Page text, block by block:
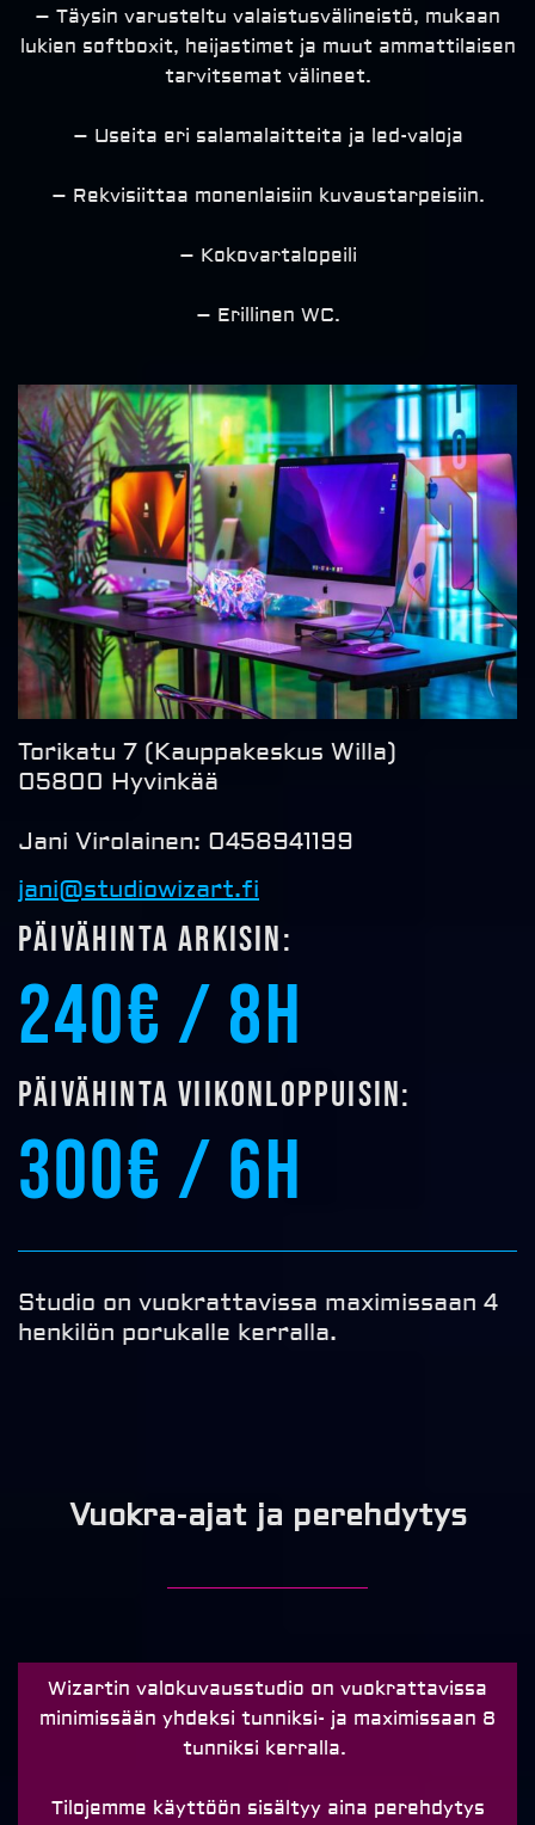
Torikatu 7 (Kauppakeskus Willa)
05800 Hyvinkää
Jani Virolainen: 0458941199
jani@studiowizart.fi
Päivähinta arkisin:
240€ / 8h
Päivähinta viikonloppuisin:
300€ / 6h
Studio on vuokrattavissa maximissaan 4
henkilön porukalle kerralla.
– Täysin varusteltu valaistusvälineistö, mukaan
lukien softboxit, heijastimet ja muut ammattilaisen
tarvitsemat välineet.
– Useita eri salamalaitteita ja led-valoja
– Rekvisiittaa monenlaisiin kuvaustarpeisiin.
– Kokovartalopeili
– Erillinen WC.
Vuokra-ajat ja perehdytys
Wizartin valokuvausstudio on vuokrattavissa
minimissään yhdeksi tunniksi- ja maximissaan 8
tunniksi kerralla.
Tilojemme käyttöön sisältyy aina perehdytys